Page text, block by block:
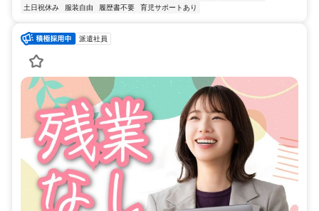
土日祝休み
服装自由 履歴書不要 育児サポートあり
派遣社員